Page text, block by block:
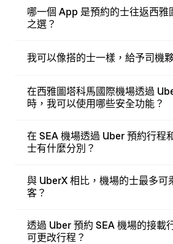
哪一個 App 是預約的士往返西雅
之選？
我可以像搭的士一樣，給予司機
在西雅圖塔科馬國際機場透過
時，我可以使用哪些安全功能？
在 SEA 機場透過 Uber 預約行程
士有什麼分別？
與 UberX 相比，機場的士最多可
客？
透過 Uber 預約 SEA 機場的接載
可更改行程？